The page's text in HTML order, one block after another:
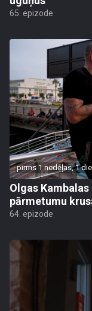
65. epizode
pirms 1 nedēļas, 1
Olgas
pārmetumu
64. epizode